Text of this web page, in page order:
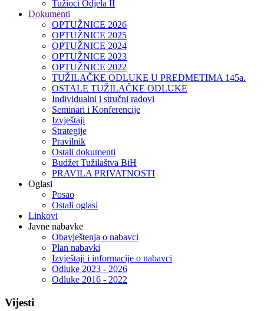
Tužioci Odjela II
Dokumenti
OPTUŽNICE 2026
OPTUŽNICE 2025
OPTUŽNICE 2024
OPTUŽNICE 2023
OPTUŽNICE 2022
TUŽILAČKE ODLUKE U PREDMETIMA 145a.
OSTALE TUŽILAČKE ODLUKE
Individualni i stručni radovi
Seminari i Konferencije
Izvještaji
Strategije
Pravilnik
Ostali dokumenti
Budžet Tužilaštva BiH
PRAVILA PRIVATNOSTI
Oglasi
Posao
Ostali oglasi
Linkovi
Javne nabavke
Obavještenja o nabavci
Plan nabavki
Izvještaji i informacije o nabavci
Odluke 2023 - 2026
Odluke 2016 - 2022
Vijesti